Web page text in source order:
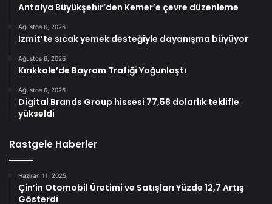
Antalya Büyükşehir’den Kemer’e çevre düzenleme
Ağustos 6, 2026
İzmit’te sıcak yemek desteğiyle dayanışma büyüyor
Ağustos 6, 2026
Kırıkkale’de Bayram Trafiği Yoğunlaştı
Ağustos 6, 2026
Digital Brands Group hissesi 77,58 dolarlık teklifle
yükseldi
Rastgele Haberler
Haziran 11, 2025
Çin’in Otomobil Üretimi ve Satışları Yüzde 12,7 Artış
Gösterdi